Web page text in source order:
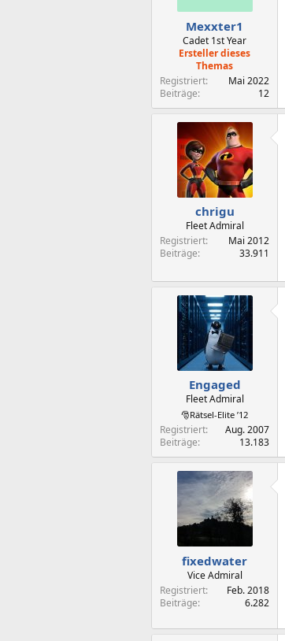
Mexxter1
Cadet 1st Year
Ersteller dieses
Themas
Registriert
Mai 2022
Beiträge
12
chrigu
Fleet Admiral
Registriert
Mai 2012
Beiträge
33.911
Engaged
Fleet Admiral
🎅Rätsel-Elite ’12
Registriert
Aug. 2007
Beiträge
13.183
fixedwater
Vice Admiral
Registriert
Feb. 2018
Beiträge
6.282